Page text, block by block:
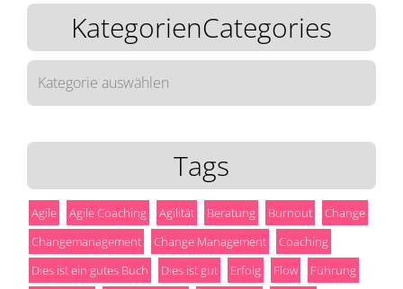
KategorienCategories
KategorienCategories
Tags
Agile Agile Coaching Agilität Beratung Burnout
Change
Changemanagement
Change Management
Coaching
Dies ist ein gutes Buch
Dies ist gut Erfolg Flow
Führung